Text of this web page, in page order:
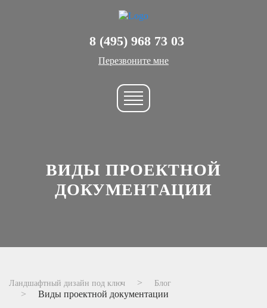
8 (495) 968 73 03
Перезвоните мне
ВИДЫ ПРОЕКТНОЙ
ДОКУМЕНТАЦИИ
Ландшафтный дизайн под ключ Блог
Виды проектной документации